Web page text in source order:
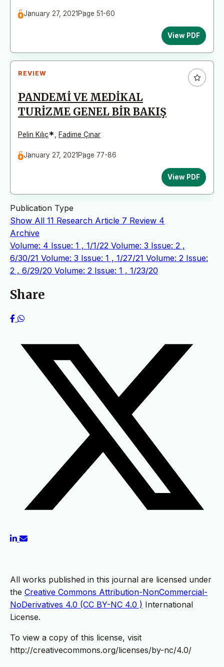
January 27, 2021 Page 51-60
View PDF
REVIEW
PANDEMİ VE MEDİKAL
TURİZME GENEL BİR BAKIŞ
Pelin Kılıç* Fadime Çınar
January 27, 2021 Page 77-86
View PDF
Publication Type
Show All 11 Research Article 7 Review 4
Archive
Volume: 4 Issue: 1 , 1/1/22 Volume: 3 Issue: 2 ,
6/30/21 Volume: 3 Issue: 1 , 1/27/21 Volume: 2 Issue:
2 , 6/29/20 Volume: 2 Issue: 1 , 1/23/20
Share
All works published in this journal are licensed under
the Creative Commons Attribution-NonCommercial-
NoDerivatives 4.0 (CC BY-NC 4.0 ) International
License.
To view a copy of this license, visit
http://creativecommons.org/licenses/by-nc/4.0/